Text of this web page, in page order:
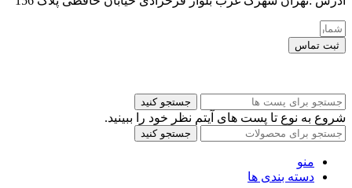
ثبت تماس
جستجو کنید
شروع به نوع تا پست های آیتم نظر خود را ببینید.
جستجو کنید
منو
دسته بندی ها